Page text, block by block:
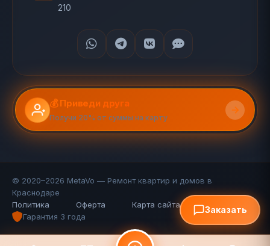
210
💰 Приведи друга
Получи 20% от суммы на карту
© 2020–2026 MetaVo — Ремонт квартир и домов в
Краснодаре
Политика
Оферта Карта сайта (110 стр.)
FAQ
Гарантия 3 года
Заказать